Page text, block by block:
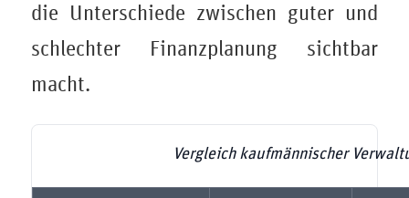
die Unterschiede zwischen guter und
schlechter Finanzplanung sichtbar
macht.
Vergleich kaufmännischer